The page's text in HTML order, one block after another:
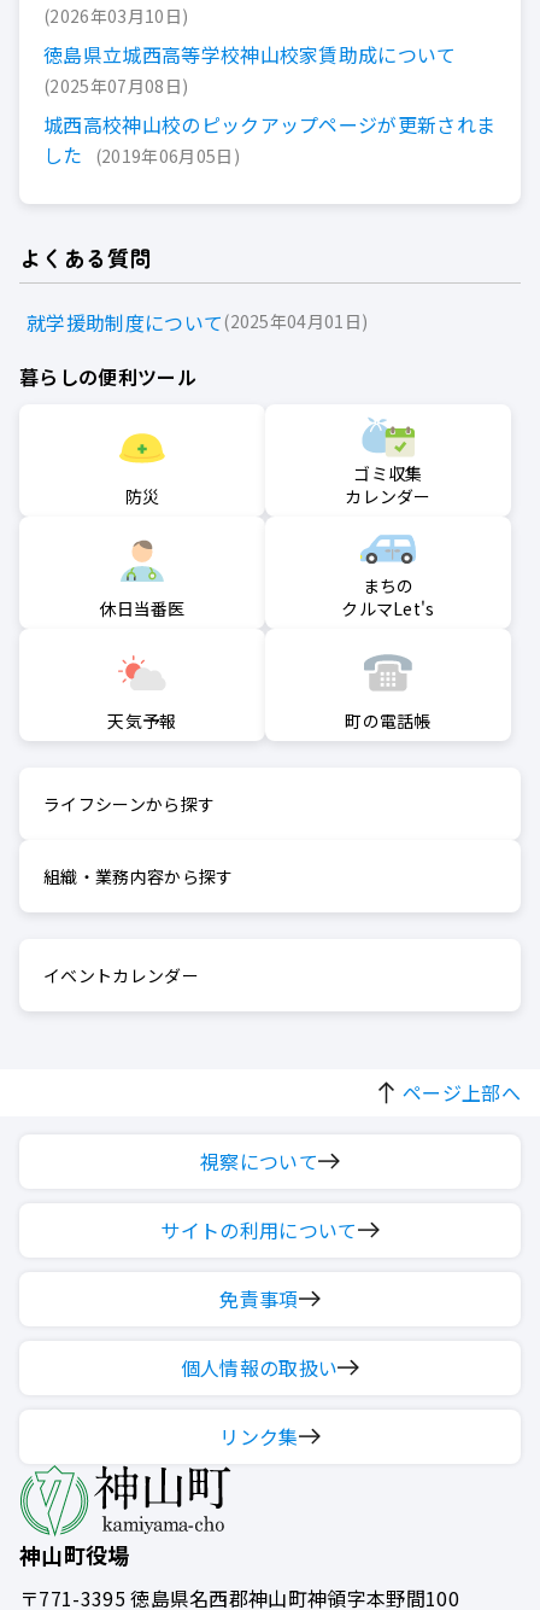
2026年03月10日
徳島県立城西高等学校神山校家賃助成について
2025年07月08日
城西高校神山校のピックアップページが更新されま
した
2019年06月05日
よくある質問
就学援助制度について 2025年04月01日
暮らしの便利ツール
防災
ゴミ収集
カレンダー
休日当番医
まちの
クルマLet's
天気予報 町の電話帳
ライフシーンから探す
組織・業務内容から探す
イベントカレンダー
ページ上部へ
神山町役場
〒771-3395徳島県名西郡神山町神領字本野間100
視察について
サイトの利用について
免責事項
個人情報の取扱い
リンク集